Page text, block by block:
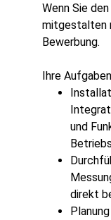
Wenn Sie
mitgestalten
Bewerbung.
Ihre
und
direkt